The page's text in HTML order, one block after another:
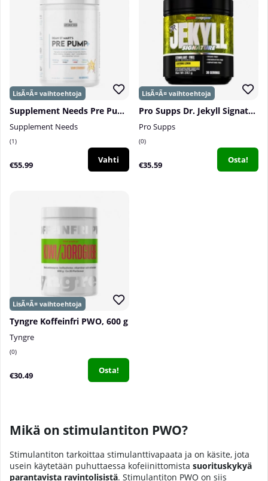
Supplement Needs Pre Pump+, 30 serv.
Supplement Needs
1
€55.99 Vahti
Pro Supps Dr. Jekyll Signature, 30 serv.
Pro Supps
0
€35.59 Osta!
Tyngre Koffeinfri PWO, 600 g
Tyngre
0
€30.49 Osta!
Mikä on stimulantiton PWO?
Stimulantiton tarkoittaa stimulanttivapaata ja on käsite, jota
usein käytetään puhuttaessa kofeiinittomista suorituskykyä
parantavista ravintolisistä. Stimulantiton PWO on siis